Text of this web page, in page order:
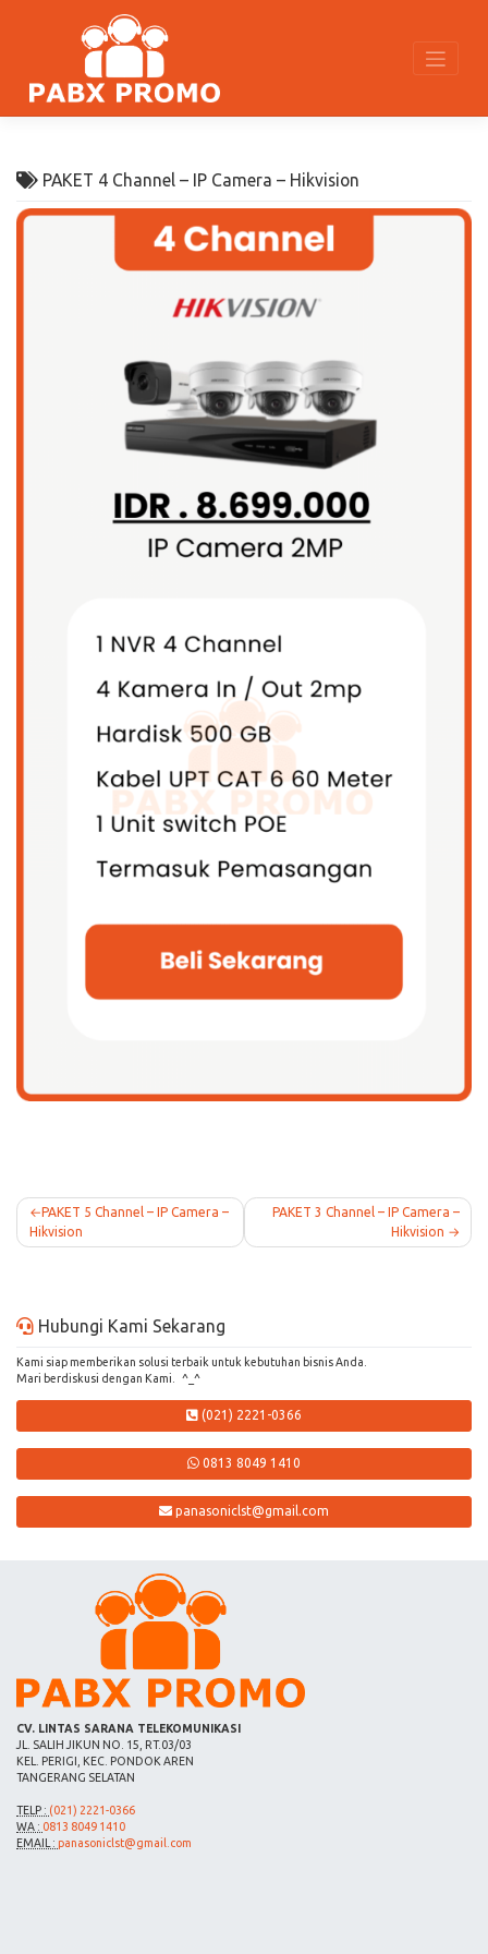
PAKET 4 Channel – IP Camera – Hikvision
Post
navigation
PAKET 5 Channel – IP Camera –
Hikvision
PAKET 3 Channel – IP Camera –
Hikvision
Hubungi Kami Sekarang
Kami siap memberikan solusi terbaik untuk kebutuhan bisnis Anda.
Mari berdiskusi dengan Kami. ^_^
(021) 2221-0366
0813 8049 1410
panasoniclst@gmail.com
CV. LINTAS SARANA TELEKOMUNIKASI
JL. SALIH JIKUN NO. 15, RT.03/03
KEL. PERIGI, KEC. PONDOK AREN
TANGERANG SELATAN
TELP : (021) 2221-0366
WA : 0813 8049 1410
EMAIL : panasoniclst@gmail.com